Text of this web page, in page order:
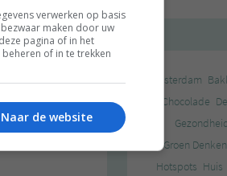
minder
goed
aan
we
Amsterdam
Chocolade
Gezondheid
Groen Denken
Hotspots Huis
verwerken op basis
maken door uw
pagina of in het
of in te trekken
Naar de website